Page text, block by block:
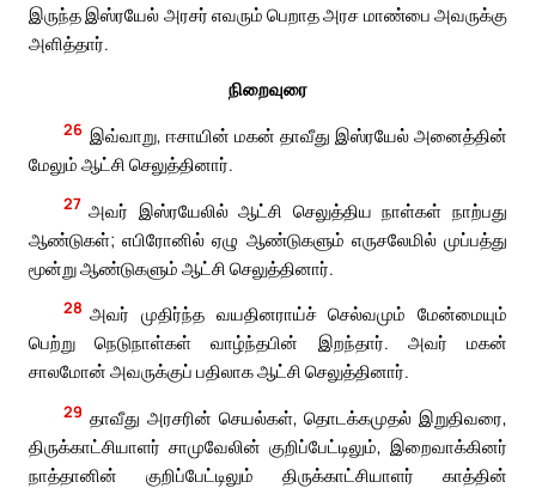
இருந்த இஸ்ரயேல் அரசர் எவரும் பெறாத அரச மாண்பை அவருக்கு
அளித்தார்.
நிறைவுரை
26 இவ்வாறு, ஈசாயின் மகன் தாவீது இஸ்ரயேல் அனைத்தின்
மேலும் ஆட்சி செலுத்தினார்.
27 அவர் இஸ்ரயேலில் ஆட்சி செலுத்திய நாள்கள் நாற்பது
ஆண்டுகள்; எபிரோனில் ஏழு ஆண்டுகளும் எருசலேமில் முப்பத்து
மூன்று ஆண்டுகளும் ஆட்சி செலுத்தினார்.
28 அவர் முதிர்ந்த வயதினராய்ச் செல்வமும் மேன்மையும்
பெற்று நெடுநாள்கள் வாழ்ந்தபின் இறந்தார். அவர் மகன்
சாலமோன் அவருக்குப் பதிலாக ஆட்சி செலுத்தினார்.
29 தாவீது அரசரின் செயல்கள், தொடக்கமுதல் இறுதிவரை,
திருக்காட்சியாளர் சாமுவேலின் குறிப்பேட்டிலும், இறைவாக்கினர்
நாத்தானின் குறிப்பேட்டிலும் திருக்காட்சியாளர் காத்தின்